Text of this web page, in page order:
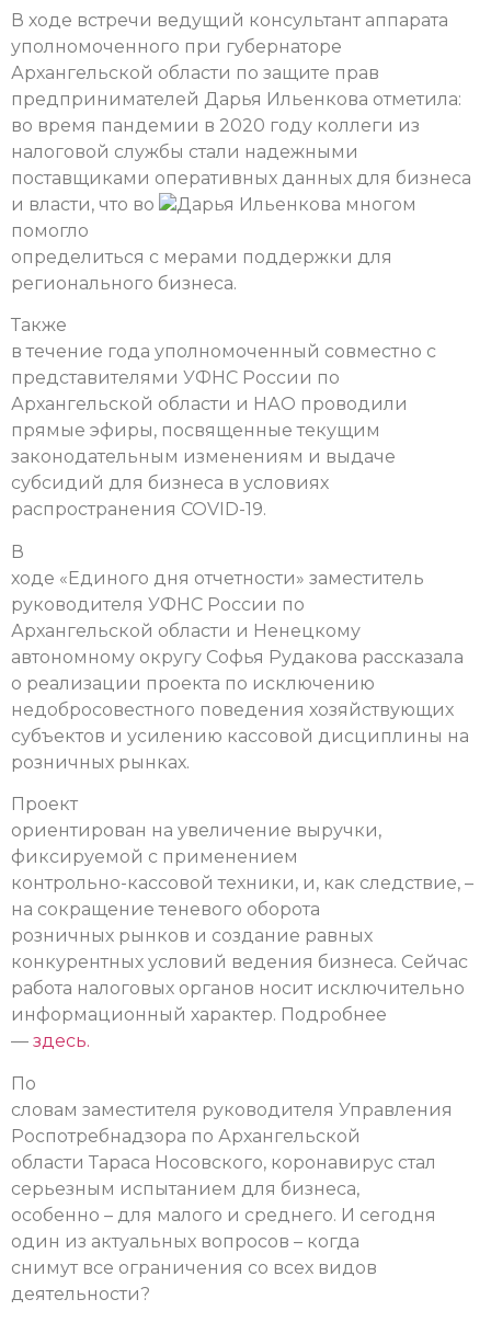
В ходе встречи ведущий консультант аппарата
уполномоченного при губернаторе
Архангельской области по защите прав
предпринимателей Дарья Ильенкова отметила:
во время пандемии в 2020 году коллеги из
налоговой службы стали надежными
поставщиками оперативных данных для бизнеса
и власти, что во
Дарья Ильенкова многом
помогло
определиться с мерами поддержки для
регионального бизнеса.
Также
в течение года уполномоченный совместно с
представителями УФНС России по
Архангельской области и НАО проводили
прямые эфиры, посвященные текущим
законодательным изменениям и выдаче
субсидий для бизнеса в условиях
распространения COVID-19.
В
ходе «Единого дня отчетности» заместитель
руководителя УФНС России по
Архангельской области и Ненецкому
автономному округу Софья Рудакова рассказала
о реализации проекта по исключению
недобросовестного поведения хозяйствующих
субъектов и усилению кассовой дисциплины на
розничных рынках.
Проект
ориентирован на увеличение выручки,
фиксируемой с применением
контрольно-кассовой техники, и, как следствие, –
на сокращение теневого оборота
розничных рынков и создание равных
конкурентных условий ведения бизнеса. Сейчас
работа налоговых органов носит исключительно
информационный характер. Подробнее
— здесь.
По
словам заместителя руководителя Управления
Роспотребнадзора по Архангельской
области Тараса Носовского, коронавирус стал
серьезным испытанием для бизнеса,
особенно – для малого и среднего. И сегодня
один из актуальных вопросов – когда
снимут все ограничения со всех видов
деятельности?